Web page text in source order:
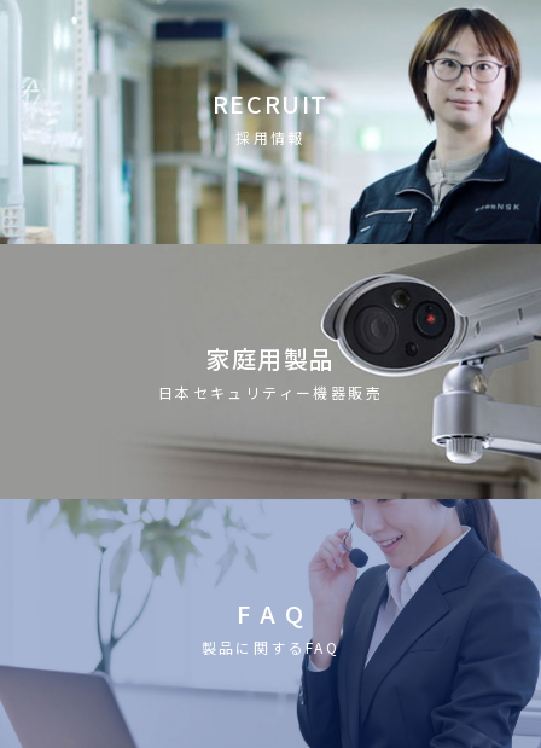
RECRUIT
採用情報
家庭用製品
日本セキュリティー機器販売
F A Q
製品に関するFAQ